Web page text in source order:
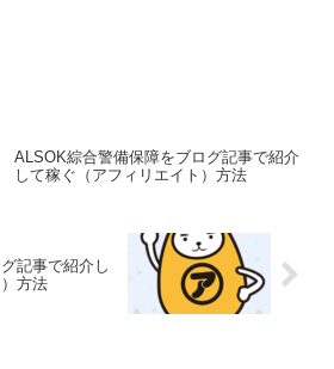
ALSOK綜合警備保障をブログ記事で紹介
して稼ぐ（アフィリエイト）方法
記事で紹介し
方法